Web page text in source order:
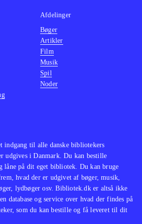
indgang til alle danske bibliotekers
udgives i Danmark. Du kan bestille
låne på dit eget bibliotek. Du kan bruge
hvad der er udgivet af bøger, musik,
lydbøger osv. Bibliotek.dk er altså ikke
database og service over hvad der findes på
som du kan bestille og få leveret til dit
Afdelinger
Bøger
Artikler
Film
Musik
Spil
Noder